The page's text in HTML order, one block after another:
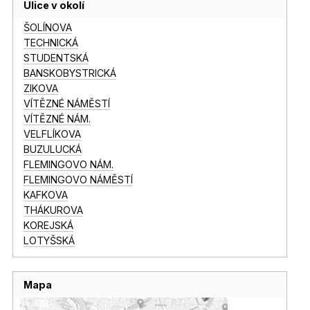
Ulice v okolí
ŠOLÍNOVA
TECHNICKÁ
STUDENTSKÁ
BANSKOBYSTRICKÁ
ZIKOVA
VÍTĚZNÉ NÁMĚSTÍ
VÍTĚZNÉ NÁM.
VELFLÍKOVA
BUZULUCKÁ
FLEMINGOVO NÁM.
FLEMINGOVO NÁMĚSTÍ
KAFKOVA
THÁKUROVA
KOREJSKÁ
LOTYŠSKÁ
Mapa